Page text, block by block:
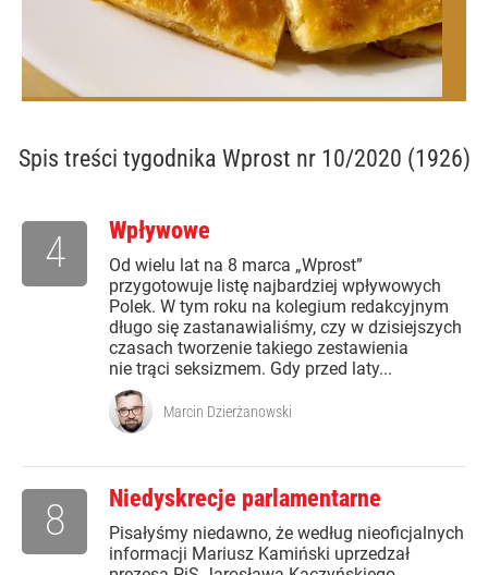
Spis treści tygodnika Wprost nr 10/2020 (1926)
Wpływowe
Od wielu lat na 8 marca „Wprost”
przygotowuje listę najbardziej wpływowych
Polek. W tym roku na kolegium redakcyjnym
długo się zastanawialiśmy, czy w dzisiejszych
czasach tworzenie takiego zestawienia
nie trąci seksizmem. Gdy przed laty...
4
Marcin Dzierżanowski
Niedyskrecje parlamentarne
Pisałyśmy niedawno, że według nieoficjalnych
informacji Mariusz Kamiński uprzedzał
8